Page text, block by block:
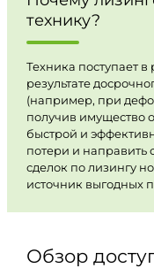
технику?
Техника поступает
результате
(например, при
получив имущество
быстрой и
потери и направить
сделок по лизингу
источник выгодных
Обзор